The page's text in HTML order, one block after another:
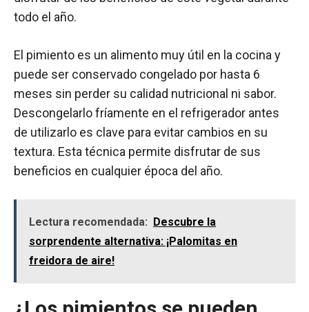
todo el año.
El pimiento es un alimento muy útil en la cocina y
puede ser conservado congelado por hasta 6
meses sin perder su calidad nutricional ni sabor.
Descongelarlo fríamente en el refrigerador antes
de utilizarlo es clave para evitar cambios en su
textura. Esta técnica permite disfrutar de sus
beneficios en cualquier época del año.
Lectura recomendada: Descubre la
sorprendente alternativa: ¡Palomitas en
freidora de aire!